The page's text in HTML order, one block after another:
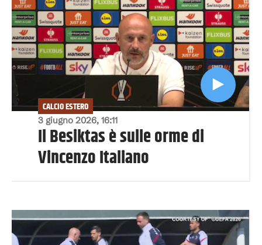
3 giugno 2026, 16:11
CALCIO ESTERO
Il Besiktas è sulle orme di
Vincenzo Italiano